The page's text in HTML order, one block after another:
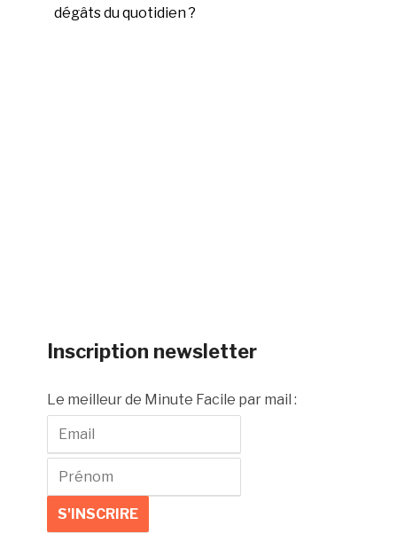
dégâts du quotidien ?
Inscription newsletter
Le meilleur de Minute Facile par mail :